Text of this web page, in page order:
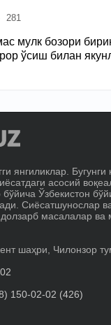
281
мулк бозори
ўсиш билан
янгиликлар. Бугунги
асосий
Ўзбекистон
Сиёсатшунослар
масалалар ва
шаҳри, Чилонзор
150-02-02 (426)